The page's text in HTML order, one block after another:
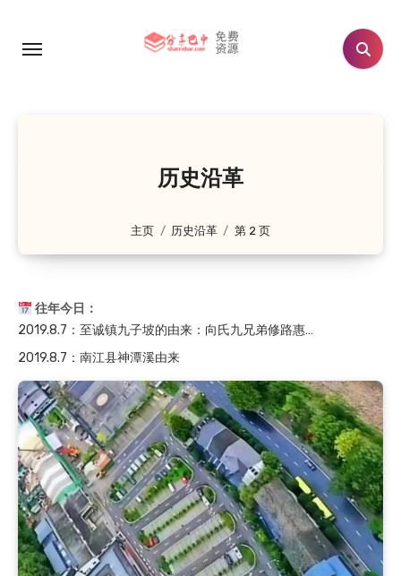
历史沿革
主页 历史沿革 第 2 页
往年今日：
2024.8.7：晏阳初：从农村寻找济世良方
2019.8.7：南江县神潭溪由来
：晏阳初和他的故乡
：杜甫关于巴中的诗歌
2018.8.7：廪君是巴人的祖先吗？
2015.8.7：巴中清凉洞怪井由来的传说（鲁班赵巧修…
2015.8.7：通江清代“榜眼”李承恩
2015.8.7：“品学兼优”的向元调
2015.8.7：清朝四川提督张必禄的故事
2024.8.7：晏阳初：从农村寻找济世良方
2019.8.7：至诚镇九子坡的由来：向氏九兄弟修路惠…